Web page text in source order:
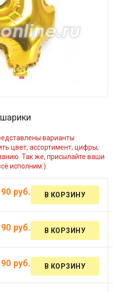
варианты
цвет, ассортимент, цифры,
Так же, присылайте ваши
исполним:)
руб.
руб.
руб.